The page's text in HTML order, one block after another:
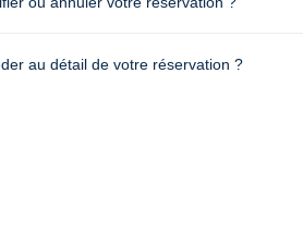
au détail de votre réservation ?